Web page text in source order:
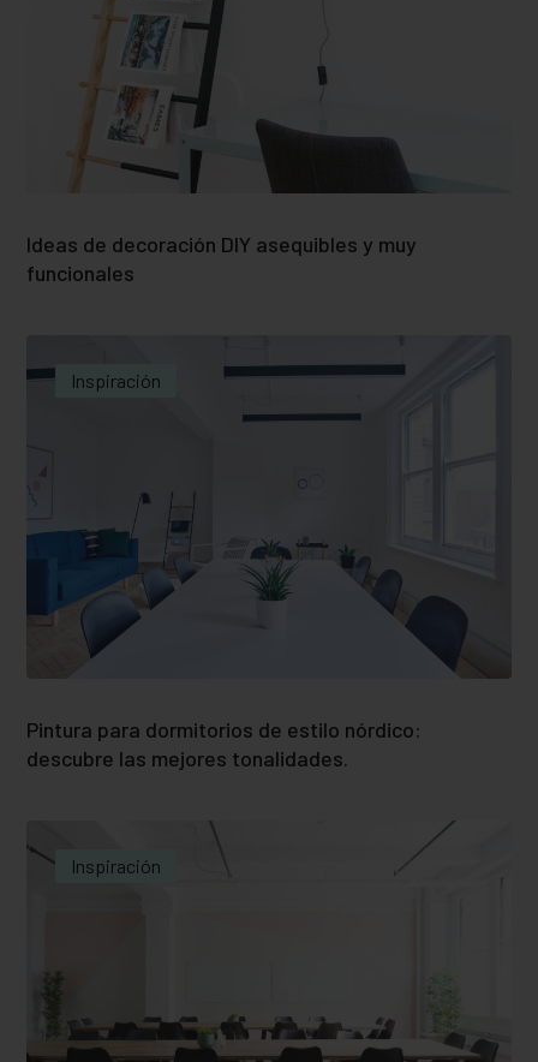
Ideas de decoración DIY asequibles y muy
funcionales
Inspiración
Pintura para dormitorios de estilo nórdico:
descubre las mejores tonalidades.
Inspiración